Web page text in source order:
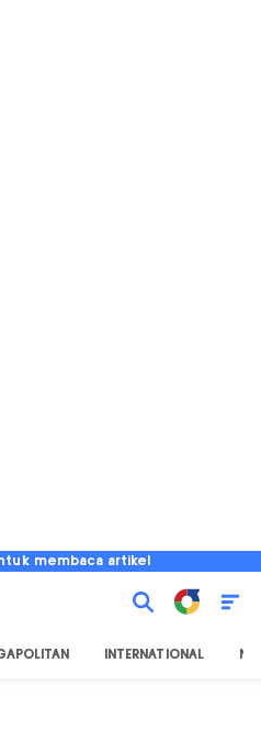
membaca artikel
INTERNATIONAL